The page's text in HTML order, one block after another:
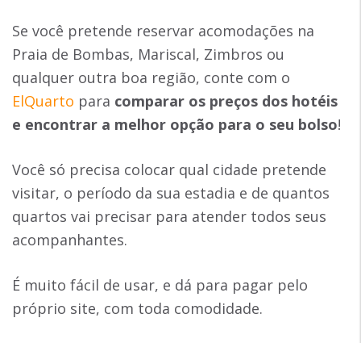
Se você pretende reservar acomodações na
Praia de Bombas, Mariscal, Zimbros ou
qualquer outra boa região, conte com o
ElQuarto para comparar os preços dos hotéis
e encontrar a melhor opção para o seu bolso!
Você só precisa colocar qual cidade pretende
visitar, o período da sua estadia e de quantos
quartos vai precisar para atender todos seus
acompanhantes.
É muito fácil de usar, e dá para pagar pelo
próprio site, com toda comodidade.